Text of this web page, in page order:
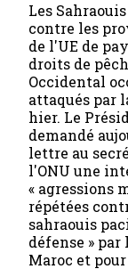
Les
contre les
de l'UE de
droits de
Occidental
attaqués par
hier. Le
demandé
lettre au
l'ONU une
« agressions
répétées
sahraouis
défense »
Maroc et